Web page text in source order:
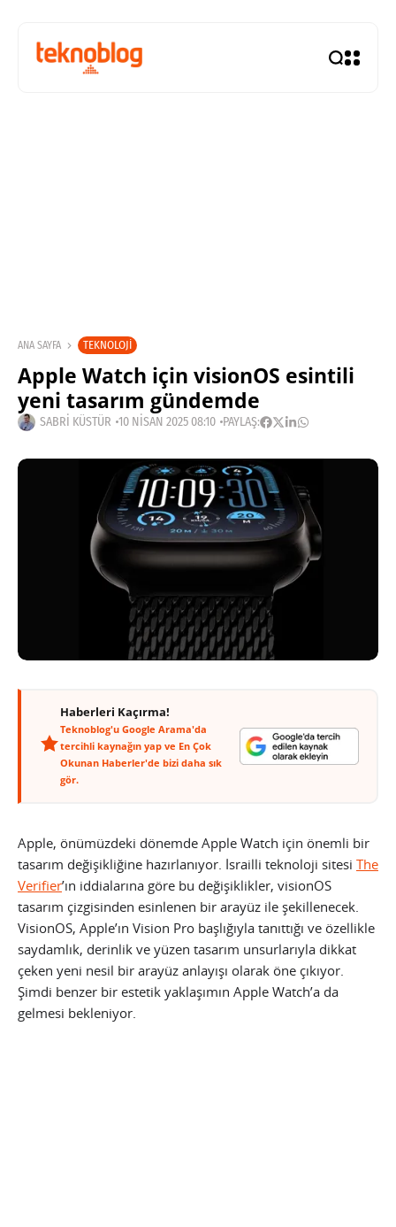
ANA SAYFA TEKNOLOJI
Apple Watch için visionOS esintili
yeni tasarım gündemde
SABRI KÜSTÜR 10 NISAN 2025 08:10 PAYLAŞ:
Haberleri Kaçırma!
Teknoblog'u Google Arama'da
tercihli kaynağın yap ve En Çok
Okunan Haberler'de bizi daha sık
gör.
Apple, önümüzdeki dönemde Apple Watch için önemli bir
tasarım değişikliğine hazırlanıyor. İsrailli teknoloji sitesi The
Verifier’ın iddialarına göre bu değişiklikler, visionOS
tasarım çizgisinden esinlenen bir arayüz ile şekillenecek.
VisionOS, Apple’ın Vision Pro başlığıyla tanıttığı ve özellikle
saydamlık, derinlik ve yüzen tasarım unsurlarıyla dikkat
çeken yeni nesil bir arayüz anlayışı olarak öne çıkıyor.
Şimdi benzer bir estetik yaklaşımın Apple Watch’a da
gelmesi bekleniyor.